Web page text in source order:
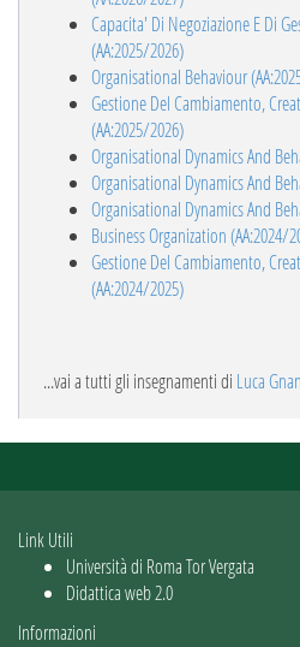
Capacita' Di Negoziazione E Di
(AA:2025/2026)
Organisational Behaviour
Gestione Del Cambiamento,
(AA:2025/2026)
Organisational Dynamics And
Organisational Dynamics And
Organisational Dynamics And
Business Organization (AA:2024/
Gestione Del Cambiamento,
(AA:2024/2025)
...vai a tutti gli insegnamenti di Luca Gnan
Link Utili
Università di Roma Tor Vergata
Didattica web 2.0
Informazioni